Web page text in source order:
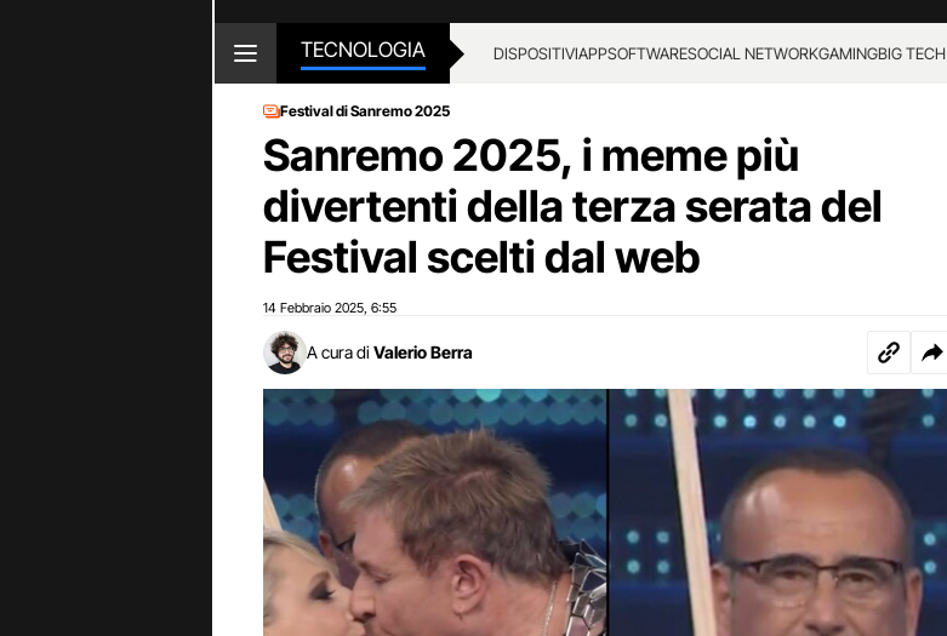
TECNOLOGIA DISPOSITIVIAPPSOFTWARESOCIAL NETWORKGAMINGBIG TECH
Festival di Sanremo 2025
Sanremo 2025, i meme più
divertenti della terza serata del
Festival scelti dal web
14 Febbraio 2025 6:55
A cura di Valerio Berra